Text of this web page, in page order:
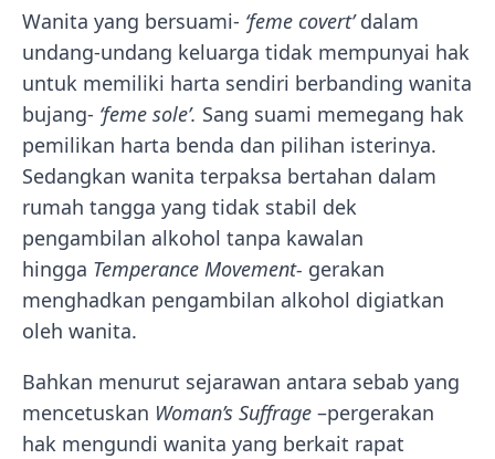
Wanita yang bersuami- ‘feme covert’dalam
undang-undang keluarga tidak mempunyai hak
untuk memiliki harta sendiri berbanding wanita
bujang- ‘feme sole’. Sang suami memegang hak
pemilikan harta benda dan pilihan isterinya.
Sedangkan wanita terpaksa bertahan dalam
rumah tangga yang tidak stabil dek
pengambilan alkohol tanpa kawalan
hingga Temperance Movement- gerakan
menghadkan pengambilan alkohol digiatkan
oleh wanita.
Bahkan menurut sejarawan antara sebab yang
mencetuskan Woman’s Suffrage –pergerakan
hak mengundi wanita yang berkait rapat